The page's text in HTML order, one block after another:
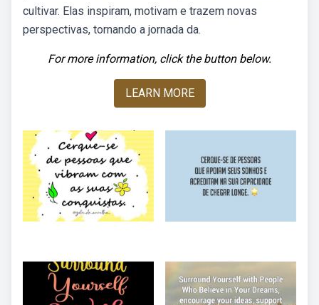
cultivar. Elas inspiram, motivam e trazem novas
perspectivas, tornando a jornada da.
For more information, click the button below.
LEARN MORE